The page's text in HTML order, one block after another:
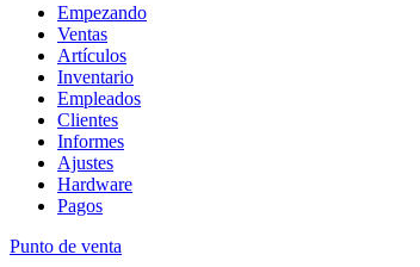
Empezando
Ventas
Artículos
Inventario
Empleados
Clientes
Informes
Ajustes
Hardware
Pagos
Punto de venta